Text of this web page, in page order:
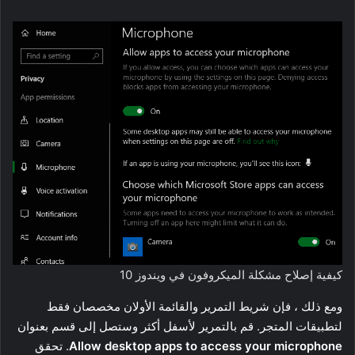
كيفية إصلاح مشكلة الميكروفون في ويندوز 10
ومع ذلك ، فإن شريط التمرير والقائمة الأولان مخصصان فقط
لتطبيقات المتجر. قم بالتمرير لأسفل أكثر وستصل إلى قسم بعنوان
Allow desktop apps to access your microphone. تحقق